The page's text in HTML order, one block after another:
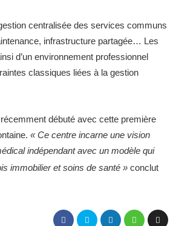
centralisée des services communs
infrastructure partagée… Les
d’un environnement professionnel
classiques liées à la gestion
débuté avec cette première
« Ce centre incarne une vision
indépendant avec un modèle qui
immobilier et soins de santé » conclut